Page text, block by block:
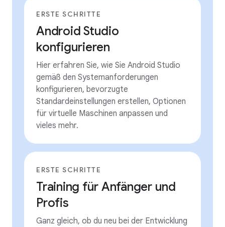
ERSTE SCHRITTE
Android Studio
konfigurieren
Hier erfahren Sie, wie Sie Android Studio
gemäß den Systemanforderungen
konfigurieren, bevorzugte
Standardeinstellungen erstellen, Optionen
für virtuelle Maschinen anpassen und
vieles mehr.
ERSTE SCHRITTE
Training für Anfänger und
Profis
Ganz gleich, ob du neu bei der Entwicklung